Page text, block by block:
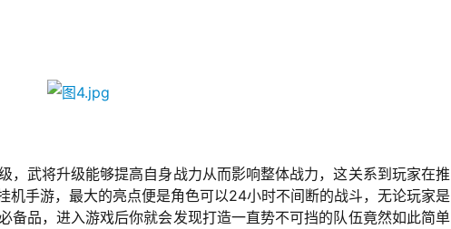
，武将升级能够提高自身战力从而影响整体战力，这关系到玩家在推
机手游，最大的亮点便是角色可以24小时不间断的战斗，无论玩家是
备品，进入游戏后你就会发现打造一直势不可挡的队伍竟然如此简单